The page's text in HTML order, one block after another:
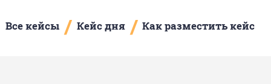
Все кейсы / Кейс дня / Как разместить кейс